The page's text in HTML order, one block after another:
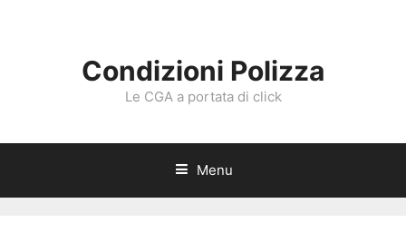
Condizioni Polizza
Le CGA a portata di click
Menu